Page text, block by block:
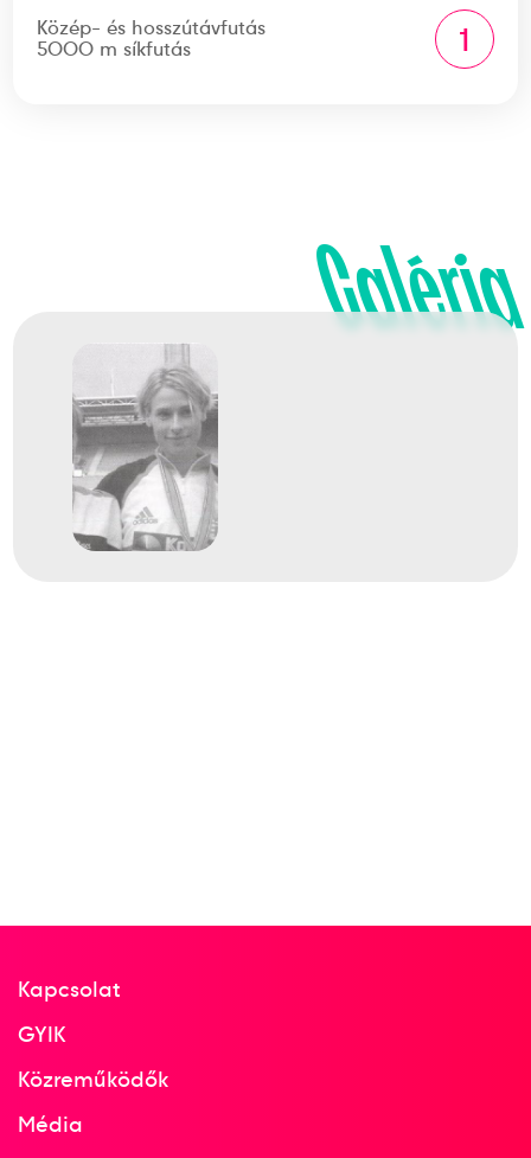
Közép- és hosszútávfutás
5000 m síkfutás
1
Galéria
Kapcsolat
GYIK
Közreműködők
Média